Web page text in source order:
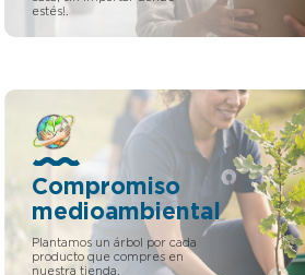
estés!.
Compromiso
medioambiental
Plantamos un árbol por cada
producto que compres en
nuestra tienda.